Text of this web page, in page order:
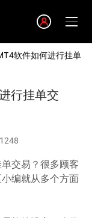
软件如何进行挂单
行挂单交
1248
交易？很多顾客
小编就从多个方面